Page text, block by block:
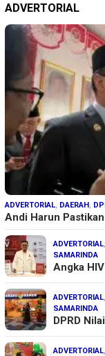
ADVERTORIAL
ADVERTORIAL, DAERAH,
Andi Harun
ADVERTORIAL,
SAMARINDA
Angka
ADVERTORIAL,
SAMARINDA
DPRD
ADVERTORIAL,